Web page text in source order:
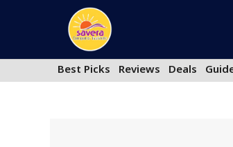
Best Picks Reviews Deals